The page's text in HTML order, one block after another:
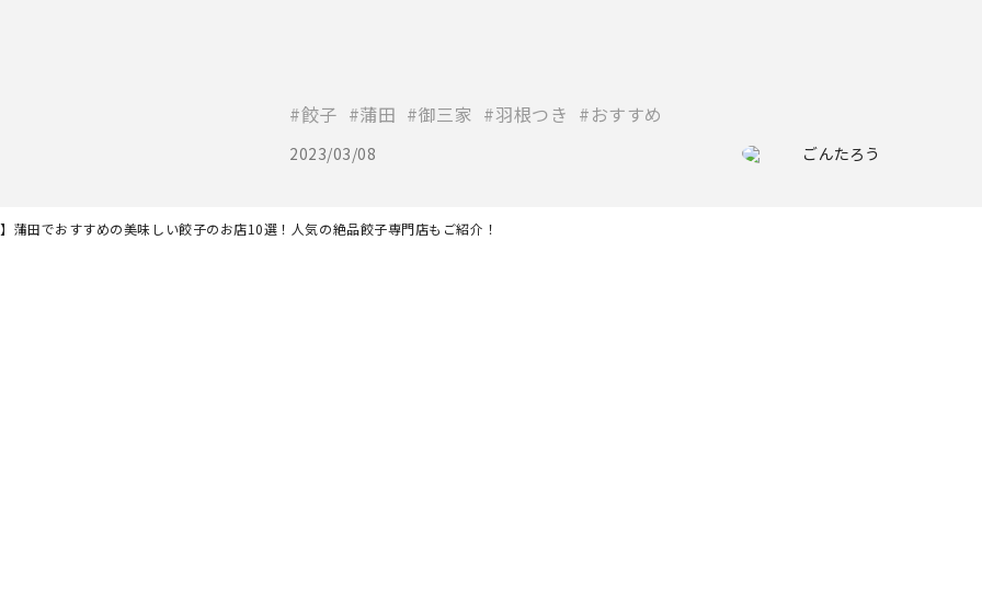
餃子 蒲田 御三家 羽根つき おすすめ
2023/03/08 ごんたろう
蒲田でおすすめの美味しい餃子のお店10選！人気の絶品餃子専門店もご紹介！